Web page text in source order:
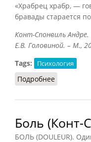
«Храбрец храбр, —
бравады старается
Конт-Спонвиль Андре.
Е.В. Головиной. – М.,
Tags:
Психология
Подробнее
Боль (Конт-
БОЛЬ (DOULEUR).